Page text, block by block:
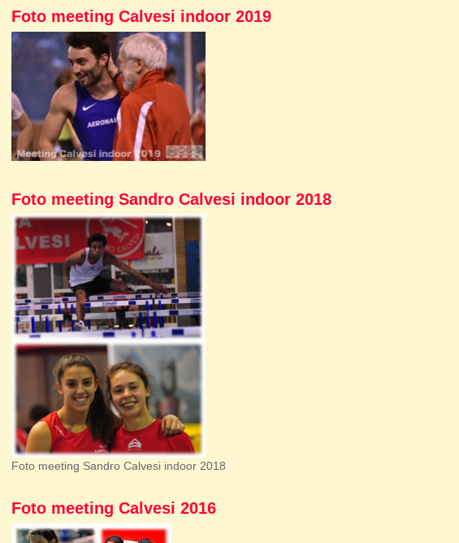
Foto meeting Calvesi indoor 2019
Foto meeting Sandro Calvesi indoor 2018
Foto meeting Sandro Calvesi indoor 2018
Foto meeting Calvesi 2016